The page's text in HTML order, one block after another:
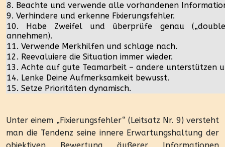
8. Beachte und verwende alle vorhandenen
9. Verhindere und erkenne Fixierungsfehler.
10. Habe Zweifel und überprüfe genau
annehmen).
11. Verwende Merkhilfen und schlage nach.
12. Reevaluiere die Situation immer wieder.
13. Achte auf gute Teamarbeit – andere unterstützen
14. Lenke Deine Aufmerksamkeit bewusst.
15. Setze Prioritäten dynamisch.
Unter einem „Fixierungsfehler“ (Leitsatz Nr. 9) versteht
man die Tendenz seine innere Erwartungshaltung der